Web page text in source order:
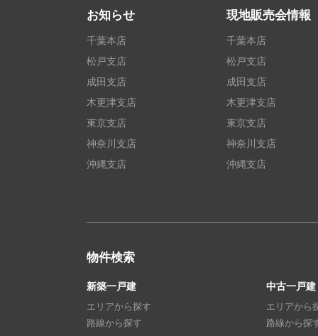
お知らせ
千葉本店
松戸支店
成田支店
木更津支店
東京支店
神奈川支店
沖縄支店
現地販売会情報
千葉本店
松戸支店
成田支店
木更津支店
東京支店
神奈川支店
沖縄支店
物件検索
新築一戸建
エリアから探す
路線から探す
中古一戸建
エリアから
路線から探